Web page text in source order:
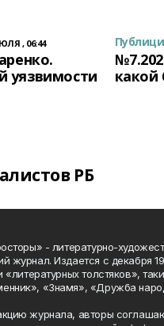
, 06:44
уязвимости
какой
РБ
- литературно-
журнал. Издается с декабря
«литературных толстяков»,
«Знамя», «Дружба
журнала, авторы